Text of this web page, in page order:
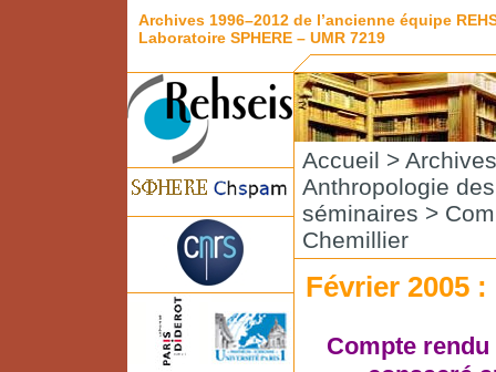
Archives 1996–2012 de l’ancienne équipe
Laboratoire SPHERE – UMR 7219
Accueil > Archives
Anthropologie
séminaires >
Chemillier
Février 2005
Compte rendu